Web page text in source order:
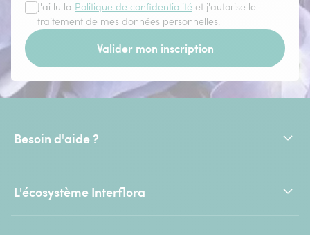
J'ai lu la Politique de confidentialité et j'autorise le
traitement de mes données personnelles.
Valider mon inscription
Besoin d'aide ?
L'écosystème Interflora